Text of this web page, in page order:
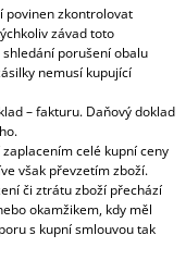
povinen zkontrolovat
závad toto
porušení obalu
nemusí kupující
– fakturu. Daňový doklad
celé kupní ceny
však převzetím zboží.
či ztrátu zboží přechází
okamžikem, kdy měl
s kupní smlouvou tak